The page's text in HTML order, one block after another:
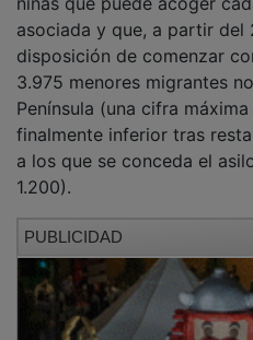
asociada y que, a partir del
disposición de comenzar
3.975 menores migrantes
Península (una cifra máxima
finalmente inferior tras
a los que se conceda el
1.200).